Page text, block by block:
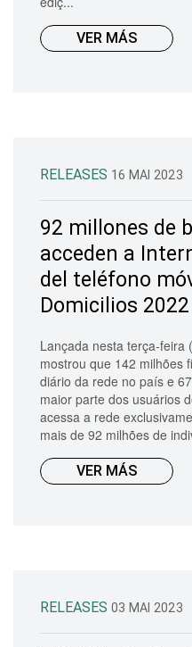
VER MÁS
RELEASES 16 MAI 2023
92 millones de
acceden a
del teléfono
Domicilios 2022
Lançada nesta terça-feira
mostrou que 142 milhões
diário da rede no país e
maior parte dos usuários
acessa a rede
mais de 92 milhões de
VER MÁS
RELEASES 03 MAI 2023